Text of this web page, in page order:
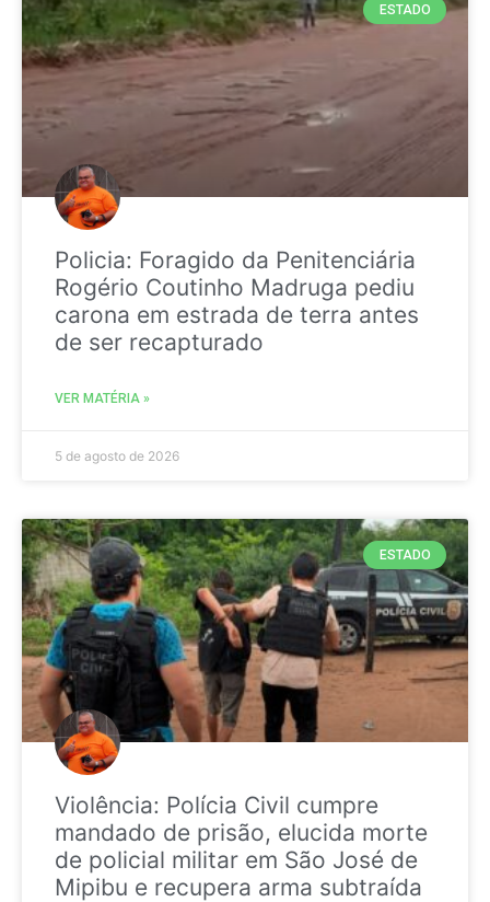
ESTADO
Policia: Foragido da Penitenciária
Rogério Coutinho Madruga pediu
carona em estrada de terra antes
de ser recapturado
VER MATÉRIA »
5 de agosto de 2026
ESTADO
Violência: Polícia Civil cumpre
mandado de prisão, elucida morte
de policial militar em São José de
Mipibu e recupera arma subtraída